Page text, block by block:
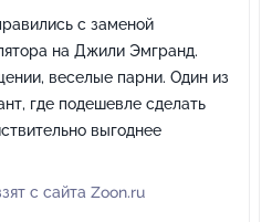
с заменой
на Джили Эмгранд.
веселые парни. Один из
где подешевле сделать
выгоднее
с сайта Zoon.ru